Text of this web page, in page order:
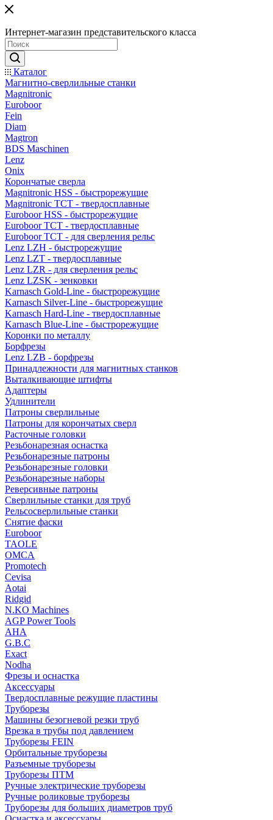
Интернет-магазин представительского класса
Каталог
Магнитно-сверлильные станки
Magnitronic
Euroboor
Fein
Diam
Magtron
BDS Maschinen
Lenz
Onix
Корончатые сверла
Magnitronic HSS - быстрорежущие
Magnitronic TCT - твердосплавные
Euroboor HSS - быстрорежущие
Euroboor TCT - твердосплавные
Euroboor TCT - для сверления рельс
Lenz LZH - быстрорежущие
Lenz LZT - твердосплавные
Lenz LZR - для сверления рельс
Lenz LZSK - зенковки
Karnasch Gold-Line - быстрорежущие
Karnasch Silver-Line - быстрорежущие
Karnasch Hard-Line - твердосплавные
Karnasch Blue-Line - быстрорежущие
Коронки по металлу
Борфрезы
Lenz LZB - борфрезы
Принадлежности для магнитных станков
Выталкивающие штифты
Адаптеры
Удлинители
Патроны сверлильные
Патроны для корончатых сверл
Расточные головки
Резьбонарезная оснастка
Резьбонарезные патроны
Резьбонарезные головки
Резьбонарезные наборы
Реверсивные патроны
Сверлильные станки для труб
Рельсосверлильные станки
Снятие фаски
Euroboor
TAOLE
OMCA
Promotech
Cevisa
Aotai
Ridgid
N.KO Machines
AGP Power Tools
AHA
G.B.C
Exact
Nodha
Фрезы и оснастка
Аксессуары
Твердосплавные режущие пластины
Труборезы
Машины безогневой резки труб
Врезка в трубы под давлением
Труборезы FEIN
Орбитальные труборезы
Разъемные труборезы
Труборезы ПТМ
Ручные электрические труборезы
Ручные роликовые труборезы
Труборезы для больших диаметров труб